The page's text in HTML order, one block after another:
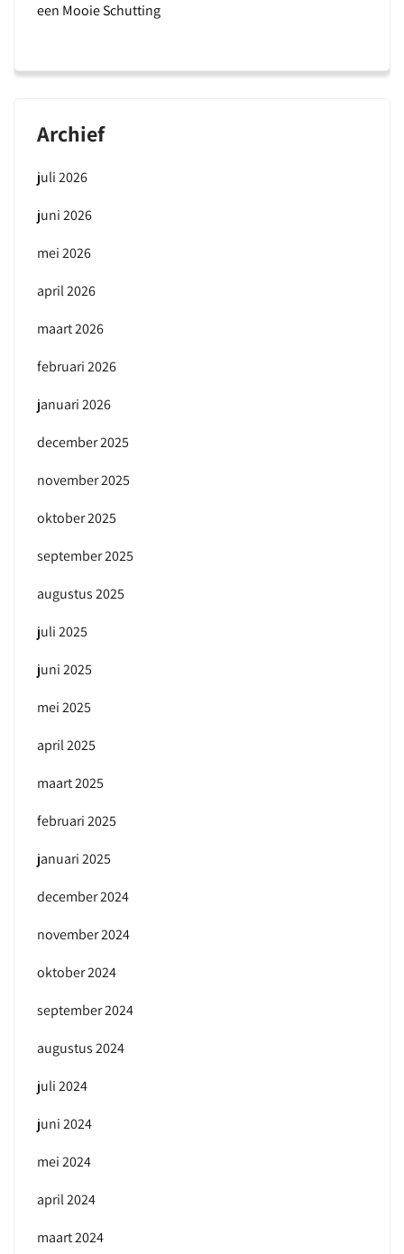
een Mooie Schutting
Archief
juli 2026
juni 2026
mei 2026
april 2026
maart 2026
februari 2026
januari 2026
december 2025
november 2025
oktober 2025
september 2025
augustus 2025
juli 2025
juni 2025
mei 2025
april 2025
maart 2025
februari 2025
januari 2025
december 2024
november 2024
oktober 2024
september 2024
augustus 2024
juli 2024
juni 2024
mei 2024
april 2024
maart 2024